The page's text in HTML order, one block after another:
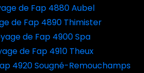
de Fap 4880 Aubel
de Fap 4890 Thimister
de Fap 4900 Spa
de Fap 4910 Theux
4920 Sougné-Remouchamps